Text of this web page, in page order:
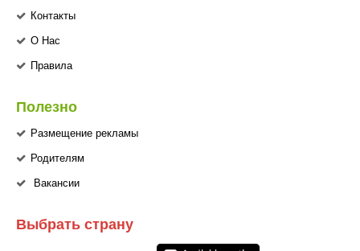
Контакты
О Нас
Правила
Полезно
Размещение рекламы
Родителям
Вакансии
Выбрать страну